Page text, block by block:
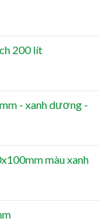
200 lít
- xanh dương -
màu xanh